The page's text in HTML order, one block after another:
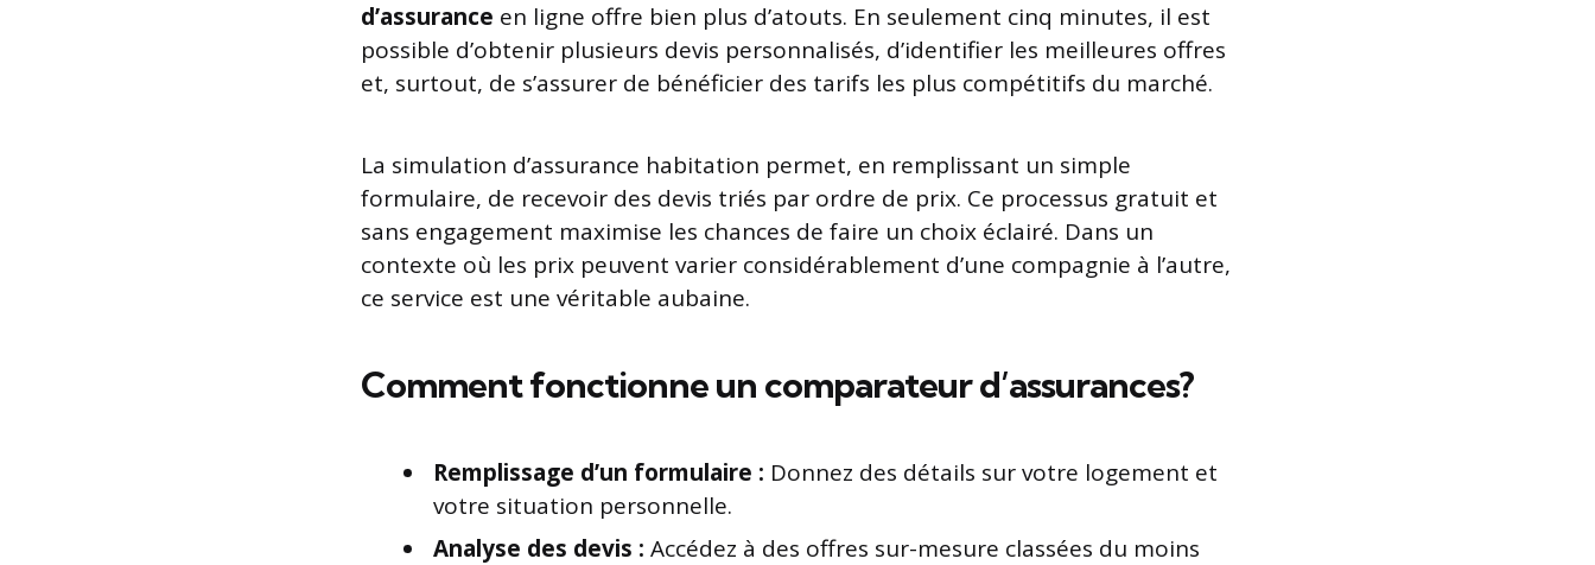
d’assurance en ligne offre bien plus d’atouts. En seulement cinq minutes, il est
possible d’obtenir plusieurs devis personnalisés, d’identifier les meilleures offres
et, surtout, de s’assurer de bénéficier des tarifs les plus compétitifs du marché.
La simulation d’assurance habitation permet, en remplissant un simple
formulaire, de recevoir des devis triés par ordre de prix. Ce processus gratuit et
sans engagement maximise les chances de faire un choix éclairé. Dans un
contexte où les prix peuvent varier considérablement d’une compagnie à l’autre,
ce service est une véritable aubaine.
Comment fonctionne un comparateur d’assurances?
Remplissage d’un formulaire : Donnez des détails sur votre logement et
votre situation personnelle.
Analyse des devis : Accédez à des offres sur-mesure classées du moins